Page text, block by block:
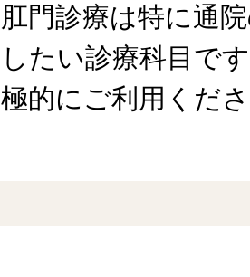
肛門診療は特に通
したい診療科目で
極的にご利用くだ